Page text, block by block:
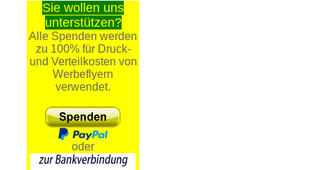
Sie wollen uns
unterstützen?
Alle Spenden werden
zu 100% für Druck-
und Verteilkosten von
Werbeflyern
verwendet.
oder